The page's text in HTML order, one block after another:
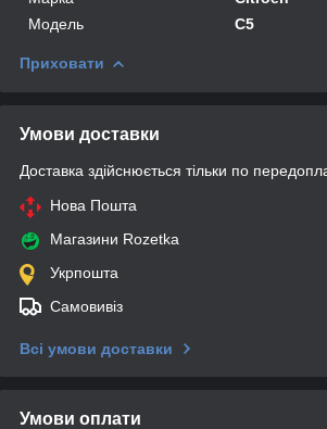
Модель
C5
Приховати
Умови доставки
Доставка здійснюється тільки по
Нова Пошта
Магазини Rozetka
Укрпошта
Самовивіз
Всі умови доставки
Умови оплати